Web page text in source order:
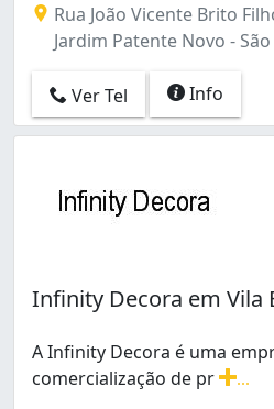
Rua João Vicente Brito
Jardim Patente Novo - São
Ver Tel Info
Infinity Decora em Vila
A Infinity Decora é uma
comercialização de pr